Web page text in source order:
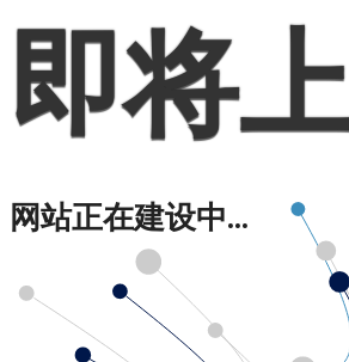
即将
网站正在建设中...